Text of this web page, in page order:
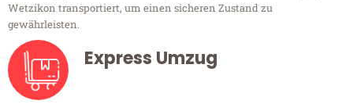
Wetzikon transportiert, um einen sicheren Zustand zu
gewährleisten.
Express Umzug